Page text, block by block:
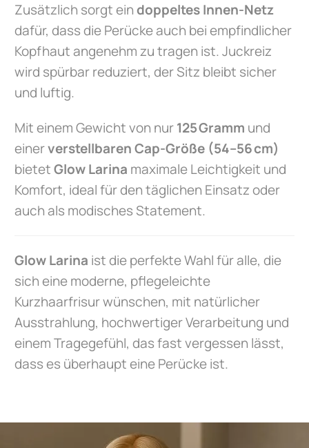
Zusätzlich sorgt eindoppeltes Innen-Netz
dafür, dass die Perücke auch bei empfindlicher
Kopfhaut angenehm zu tragen ist. Juckreiz
wird spürbar reduziert, der Sitz bleibt sicher
und luftig.
Mit einem Gewicht von nur125 Gramm und
einerverstellbaren Cap-Größe (54–56 cm)
bietetGlow Larina maximale Leichtigkeit und
Komfort, ideal für den täglichen Einsatz oder
auch als modisches Statement.
Glow Larina ist die perfekte Wahl für alle, die
sich eine moderne, pflegeleichte
Kurzhaarfrisur wünschen, mit natürlicher
Ausstrahlung, hochwertiger Verarbeitung und
einem Tragegefühl, das fast vergessen lässt,
dass es überhaupt eine Perücke ist.